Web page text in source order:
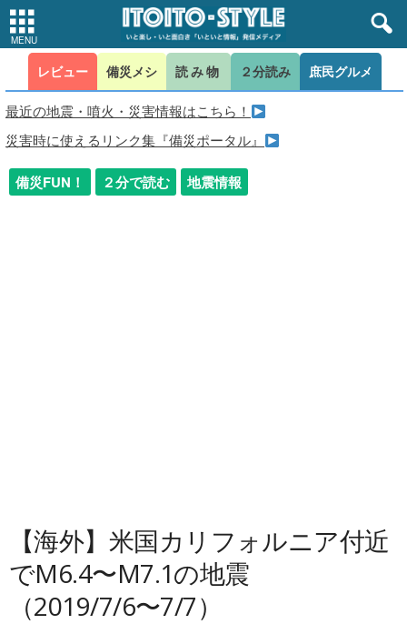
レビュー 備災メシ 読み物 ２分読み 庶民グルメ
最近の地震・噴火・災害情報はこちら！
災害時に使えるリンク集『備災ポータル』
備災FUN！ ２分で読む 地震情報
【海外】米国カリフォルニア付近
でM6.4〜M7.1の地震
（2019/7/6〜7/7）